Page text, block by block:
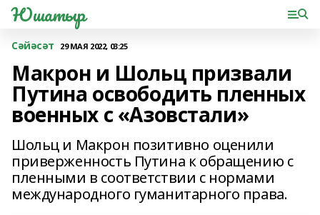
Юшатыр
Сәйәсәт 29 МАЯ 2022, 03:25
Макрон и Шольц призвали
Путина освободить пленных
военных с «Азовстали»
Шольц и Макрон позитивно оценили
приверженность Путина к обращению с
пленными в соответствии с нормами
международного гуманитарного права.